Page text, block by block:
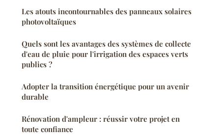
Les atouts incontournables des panneaux solaires
photovoltaïques
Quels sont les avantages des systèmes de collecte
d'eau de pluie pour l'irrigation des espaces verts
publics ?
Adopter la transition énergétique pour un avenir
durable
Rénovation d'ampleur : réussir votre projet en
toute confiance